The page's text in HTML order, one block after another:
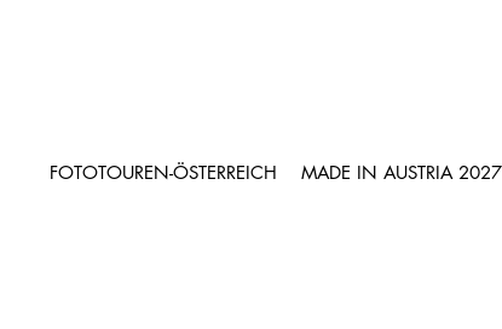
FOTOTOUREN-ÖSTERREICH MADE IN AUSTRIA 2027